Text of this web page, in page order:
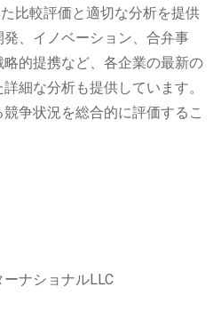
比較評価と適切な分析を提供
、イノベーション、合弁事
的提携など、各企業の最新の
細な分析も提供しています。
争状況を総合的に評価するこ
ナショナルLLC